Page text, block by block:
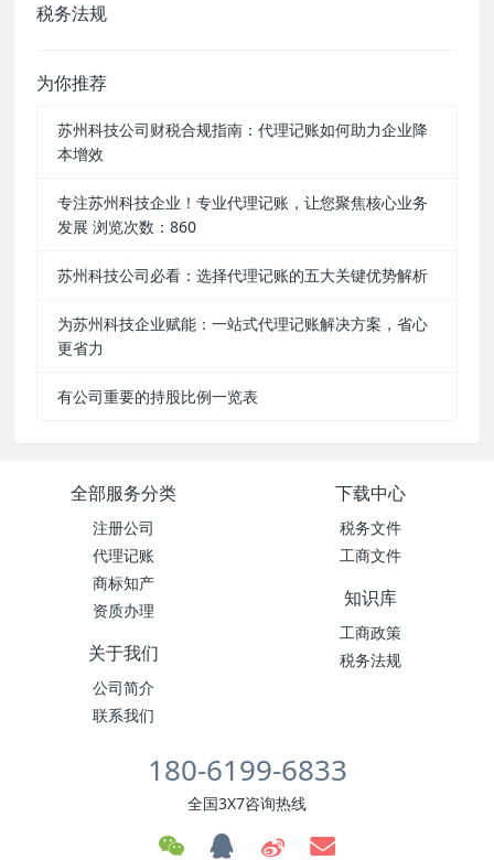
税务法规
为你推荐
苏州科技公司财税合规指南：代理记账如何助力企业降
本增效
专注苏州科技企业！专业代理记账，让您聚焦核心业务
发展 浏览次数：860
苏州科技公司必看：选择代理记账的五大关键优势解析
为苏州科技企业赋能：一站式代理记账解决方案，省心
更省力
有公司重要的持股比例一览表
全部服务分类
注册公司
代理记账
商标知产
资质办理
下载中心
税务文件
工商文件
知识库
工商政策
税务法规
关于我们
公司简介
联系我们
180-6199-6833
全国3X7咨询热线